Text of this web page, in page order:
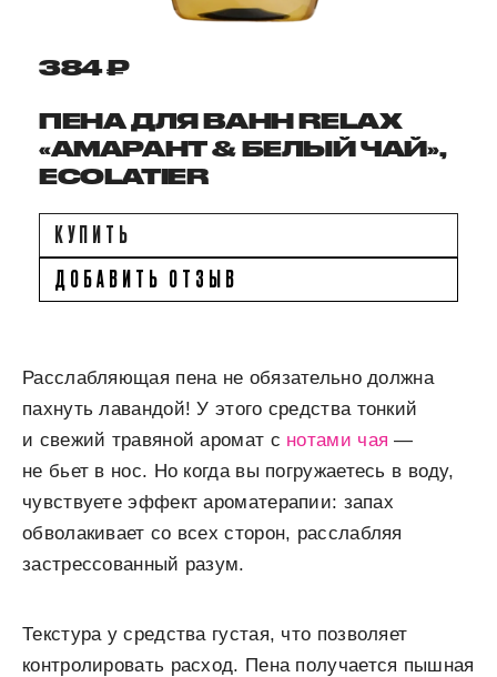
384 ₽
ПЕНА ДЛЯ ВАНН RELAX
«АМАРАНТ & БЕЛЫЙ ЧАЙ»,
ECOLATIER
КУПИТЬ
ДОБАВИТЬ ОТЗЫВ
Расслабляющая пена не обязательно должна
пахнуть лавандой! У этого средства тонкий
и свежий травяной аромат с нотами чая —
не бьет в нос. Но когда вы погружаетесь в воду,
чувствуете эффект ароматерапии: запах
обволакивает со всех сторон, расслабляя
застрессованный разум.
Текстура у средства густая, что позволяет
контролировать расход. Пена получается пышная